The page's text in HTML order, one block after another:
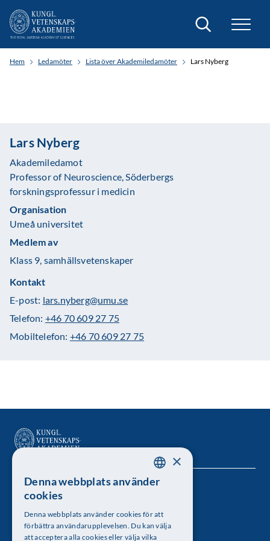
Sök
Hem Ledamöter Lista över Akademiledamöter Lars Nyberg
Lars Nyberg
Akademiledamot
Professor of Neuroscience, Söderbergs
forskningsprofessur i medicin
Organisation
Umeå universitet
Medlem av
Klass 9, samhällsvetenskaper
Kontakt
E-post: lars.nyberg@umu.se
Telefon: +46 70 609 27 75
Mobiltelefon: +46 70 609 27 75
Kungl. Vetenskapsakademien
Besöksadress: Lilla Frescativägen 4A
Telefon: 08-673 95 00
SWEDISH
×
Denna webbplats använder
cookies
Denna webbplats använder cookies för att
förbättra användarupplevelsen. Du kan välja
att acceptera alla cookies eller välja vilka